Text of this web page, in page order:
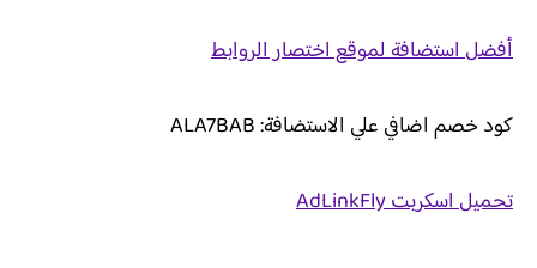
أفضل استضافة لموقع اختصار الروابط
كود خصم اضافي علي الاستضافة: ALA7BAB
تحميل اسكربت AdLinkFly